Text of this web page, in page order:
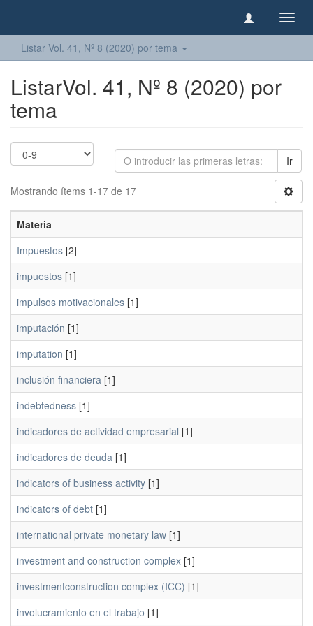
Listar Vol. 41, Nº 8 (2020) por tema
ListarVol. 41, Nº 8 (2020) por
tema
Ir
Mostrando ítems 1-17 de 17
Materia
Impuestos [2]
impuestos [1]
impulsos motivacionales [1]
imputación [1]
imputation [1]
inclusión financiera [1]
indebtedness [1]
indicadores de actividad empresarial [1]
indicadores de deuda [1]
indicators of business activity [1]
indicators of debt [1]
international private monetary law [1]
investment and construction complex [1]
investmentconstruction complex (ICC) [1]
involucramiento en el trabajo [1]